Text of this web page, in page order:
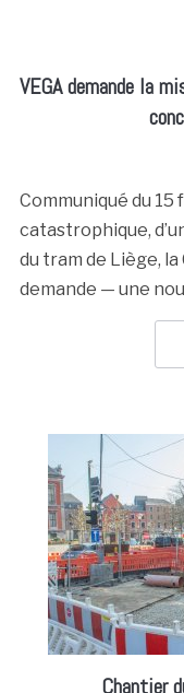
VEGA demande la
Communiqué du 15
catastrophique,
du tram de Liège,
demande — une
Chantier